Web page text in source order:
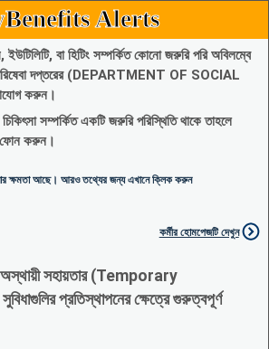
Alerts
বা হিটিং সম্পর্কিত কোনো জরুরি পরি অবিলম্বে
দপ্তরের (DEPARTMENT OF SOCIAL
করুন।
সম্পর্কিত একটি জরুরি পরিস্থিতি থাকে তাহলে
করুন।
ক্ষমতা আছে। আরও তথ্যের জন্য এখানে ক্লিক করুন
কর্মীর হোমপেজটি দেখুন
অস্থায়ী সহায়তার (Temporary
প্রতিস্থাপনের ক্ষেত্রে গুরুত্বপূর্ণ